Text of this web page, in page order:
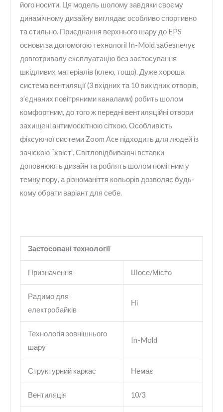
його носити. Ця модель шолому завдяки своєму
динамічному дизайну виглядає особливо спортивно
та стильно. Приєднання верхнього шару до EPS
основи за допомогою технології In-Mold забезпечує
довготривалу експлуатацію без застосування
шкідливих матеріалів (клею, тощо). Дуже хороша
система вентиляції (3 вхідних та 10 вихідних отворів,
з’єднаних повітряними каналами) робить шолом
комфортним, до того ж передні вентиляційні отвори
захищені антимоскітною сіткою. Особливість
фіксуючої системи Zoom Ace підходить для людей із
зачіскою “хвіст”. Світловідбиваючі вставки
доповнюють дизайн та роблять шолом помітним у
темну пору, а різноманіття кольорів дозволяє будь-
кому обрати варіант для себе.
Призначення Шосе/Місто
Радимо для
електробайків
Ні
Застосовані технології
Технологія зовнішнього
шару
In-Mold
Структурний каркас Немає
Вентиляція 10/3